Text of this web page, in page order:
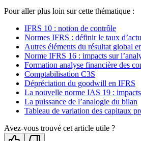
Pour aller plus loin sur cette thématique :
IFRS 10 : notion de contrôle
Normes IFRS : définir le taux
Autres éléments du résultat global
Norme IFRS 16 : impacts sur
Formation analyse financière des
Comptabilisation C3S
Dépréciation du goodwill en IFRS
La nouvelle norme IAS 19 :
La puissance de l’analogie du bilan
Tableau de variation des capitaux
Avez-vous trouvé cet article utile ?